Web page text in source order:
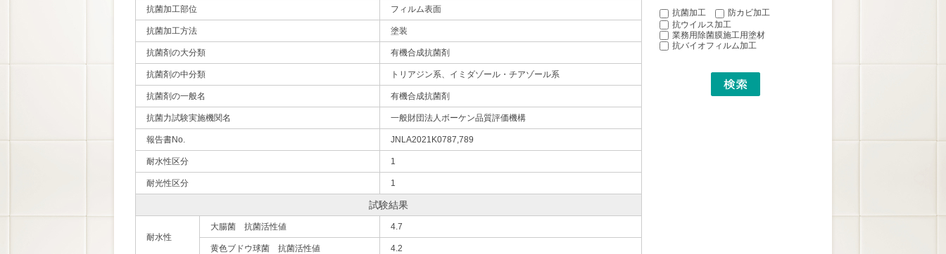
抗菌加工部位 フィルム表面
抗菌加工方法 塗装
抗菌剤の大分類 有機合成抗菌剤
抗菌剤の中分類 トリアジン系、イミダゾール・チアゾール系
抗菌剤の一般名 有機合成抗菌剤
抗菌力試験実施機関名 一般財団法人ボーケン品質評価機構
報告書No. JNLA2021K0787,789
耐水性区分 1
耐光性区分 1
試験結果
耐水性
大腸菌 抗菌活性値 4.7
黄色ブドウ球菌 抗菌活性値 4.2
抗菌加工
防カビ加工
抗ウイルス加工
業務用除菌膜施工用塗材
抗バイオフィルム加工